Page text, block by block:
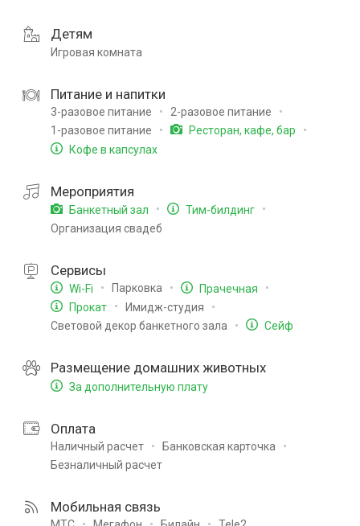
Детям
Игровая комната
Питание и напитки
3-разовое питание
2-разовое питание
1-разовое питание
Ресторан, кафе, бар
Кофе в капсулах
Мероприятия
Банкетный зал
Тим-билдинг
Организация свадеб
Сервисы
Wi-Fi Парковка
Прачечная
Прокат
Имидж-студия
Световой декор банкетного зала
Сейф
Размещение домашних животных
За дополнительную плату
Оплата
Наличный расчет
Банковская карточка
Безналичный расчет
Мобильная связь